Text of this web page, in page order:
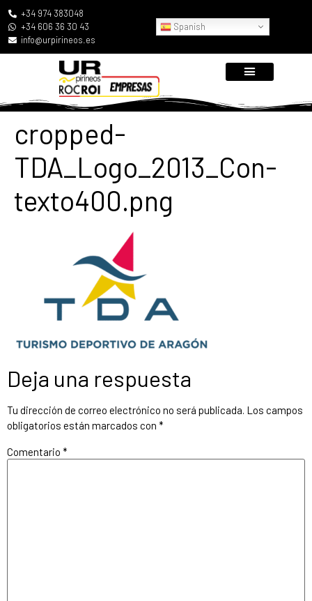
+34 974 383048
+34 606 36 30 43
info@urpirineos.es
Spanish
cropped-
TDA_Logo_2013_Con-
texto400.png
Deja una respuesta
Tu dirección de correo electrónico no será publicada. Los campos
obligatorios están marcados con *
Comentario *